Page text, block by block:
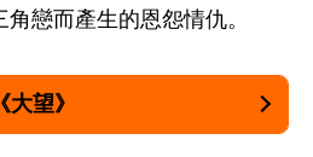
戀而產生的恩怨情仇。
望》